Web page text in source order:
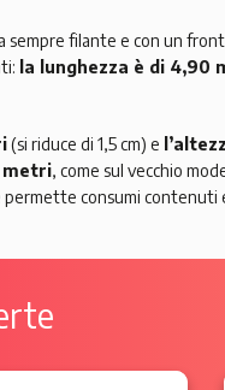
sempre filante e con un
la lunghezza è di 4,90
(si riduce di 1,5 cm) e
metri, come sul vecchio
permette consumi contenuti